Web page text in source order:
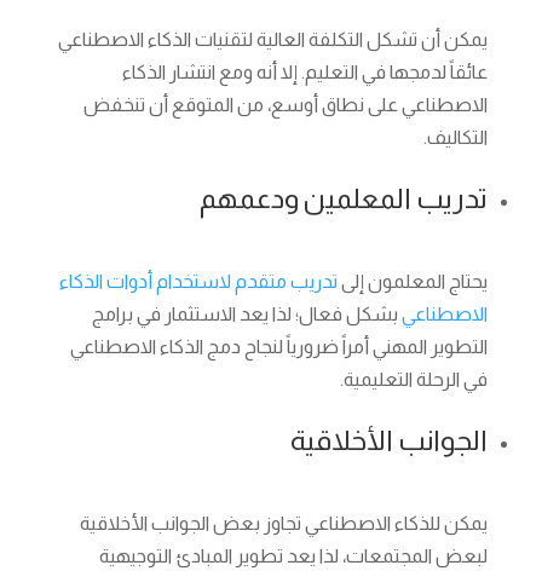
يمكن أن تشكل التكلفة العالية لتقنيات الذكاء الاصطناعي
عائقاً لدمجها في التعليم. إلا أنه ومع انتشار الذكاء
الاصطناعي على نطاق أوسع، من المتوقع أن تنخفض
التكاليف.
تدريب المعلمين ودعمهم
يحتاج المعلمون إلى تدريب متقدم لاستخدام أدوات الذكاء
الاصطناعيبشكل فعال؛ لذا يعد الاستثمار في برامج
التطوير المهني أمراً ضرورياً لنجاح دمج الذكاء الاصطناعي
في الرحلة التعليمية.
الجوانب الأخلاقية
يمكن للذكاء الاصطناعي تجاوز بعض الجوانب الأخلاقية
لبعض المجتمعات، لذا يعد تطوير المبادئ التوجيهية